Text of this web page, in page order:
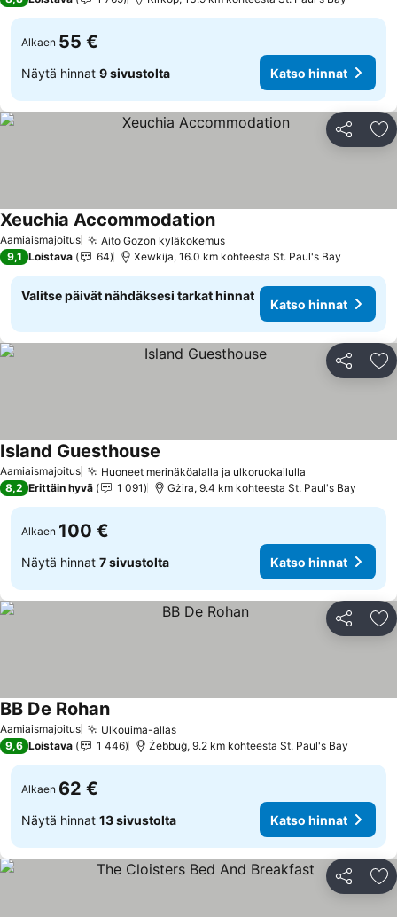
Alkaen 55 €
Näytä hinnat 9 sivustolta Katso hinnat
Jaa
Aamiaismajoitus Aito Gozon kyläkokemus
Xeuchia Accommodation
9,1 Loistava 64 Xewkija, 16.0 km kohteesta St. Paul's Bay
Valitse päivät nähdäksesi tarkat hinnat
Katso hinnat
Jaa
Aamiaismajoitus Huoneet merinäköalalla ja ulkoruokailulla
Island Guesthouse
8,2 Erittäin hyvä 1 091 Gżira, 9.4 km kohteesta St. Paul's Bay
Alkaen 100 €
Näytä hinnat 7 sivustolta Katso hinnat
Jaa
Aamiaismajoitus Ulkouima-allas
BB De Rohan
9,6 Loistava 1 446 Żebbuġ, 9.2 km kohteesta St. Paul's Bay
Alkaen 62 €
Näytä hinnat 13 sivustolta Katso hinnat
Jaa